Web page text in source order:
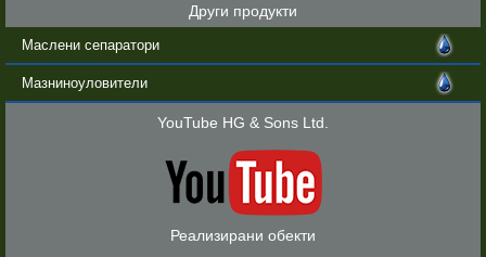
Други продукти
Маслени сепаратори
Мазниноуловители
YouTube HG & Sons Ltd.
Реализирани обекти